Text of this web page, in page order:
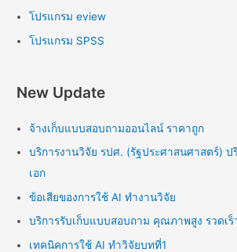
โปรแกรม eview
โปรแกรม SPSS
New Update
จ้างเก็บแบบสอบถามออนไลน์ ราคาถูก
บริการงานวิจัย รปศ. (รัฐประศาสนศาสตร์)
เอก
ข้อเสียของการใช้ AI ทำงานวิจัย
บริการรับเก็บแบบสอบถาม คุณภาพสูง รวดเ
เทคนิคการใช้ AI ทำวิจัยบทที่1